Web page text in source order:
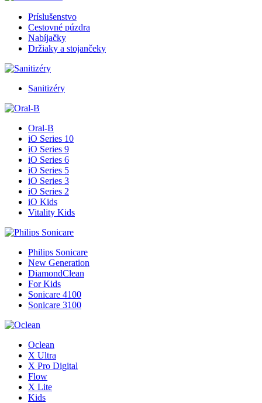
Príslušenstvo
Cestovné púzdra
Nabíjačky
Držiaky a stojančeky
Sanitizéry
Oral-B
iO Series 10
iO Series 9
iO Series 6
iO Series 5
iO Series 3
iO Series 2
iO Kids
Vitality Kids
Philips Sonicare
New Generation
DiamondClean
For Kids
Sonicare 4100
Sonicare 3100
Oclean
X Ultra
X Pro Digital
Flow
X Lite
Kids